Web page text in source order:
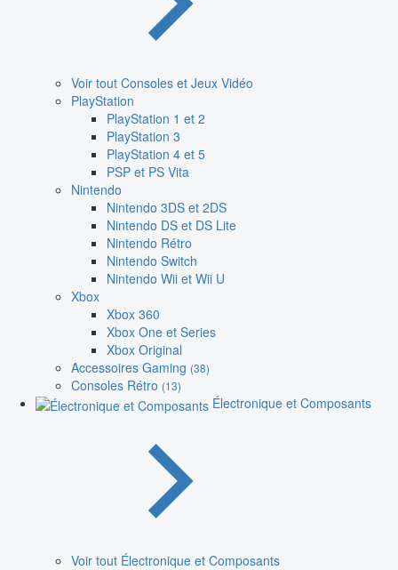
Voir tout Consoles et Jeux Vidéo
PlayStation
PlayStation 1 et 2
PlayStation 3
PlayStation 4 et 5
PSP et PS Vita
Nintendo
Nintendo 3DS et 2DS
Nintendo DS et DS Lite
Nintendo Rétro
Nintendo Switch
Nintendo Wii et Wii U
Xbox
Xbox 360
Xbox One et Series
Xbox Original
Accessoires Gaming (38)
Consoles Rétro (13)
Électronique et Composants
Voir tout Électronique et Composants